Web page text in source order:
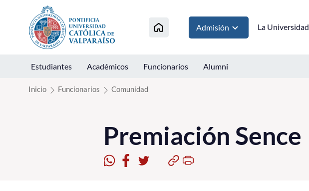
Click acá para ir directamente al contenido
Admisión La Universidad
Estudiantes Académicos Funcionarios Alumni
Inicio Funcionarios Comunidad
Premiación Sence